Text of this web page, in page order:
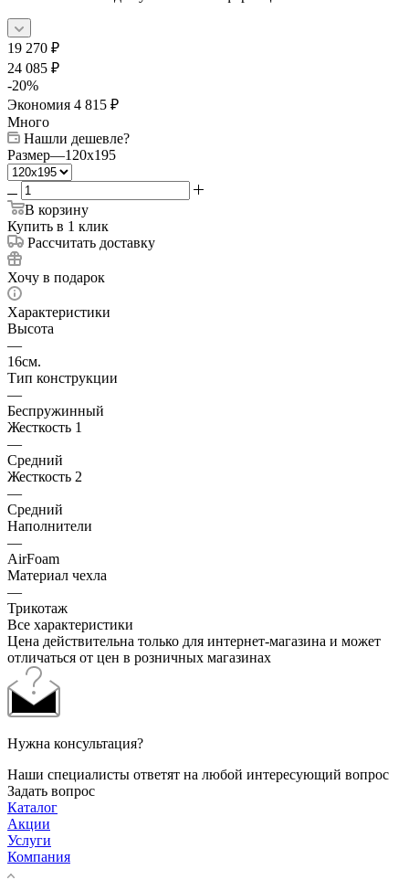
19 270 ₽
24 085 ₽
-20%
Экономия 4 815 ₽
Много
Нашли дешевле?
Размер—120x195
В корзину
Купить в 1 клик
Рассчитать доставку
Хочу в подарок
Характеристики
Высота
—
16см.
Тип конструкции
—
Беспружинный
Жесткость 1
—
Средний
Жесткость 2
—
Средний
Наполнители
—
AirFoam
Материал чехла
—
Трикотаж
Все характеристики
Цена действительна только для интернет-магазина и может
отличаться от цен в розничных магазинах
Нужна консультация?
Наши специалисты ответят на любой интересующий вопрос
Задать вопрос
Каталог
Акции
Услуги
Компания